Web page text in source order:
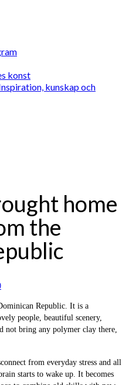
konst
kunskap och
home
the
Republic. It is a
people, beautiful scenery,
not bring any polymer clay there,
from everyday stress and all
starts to wake up. It becomes